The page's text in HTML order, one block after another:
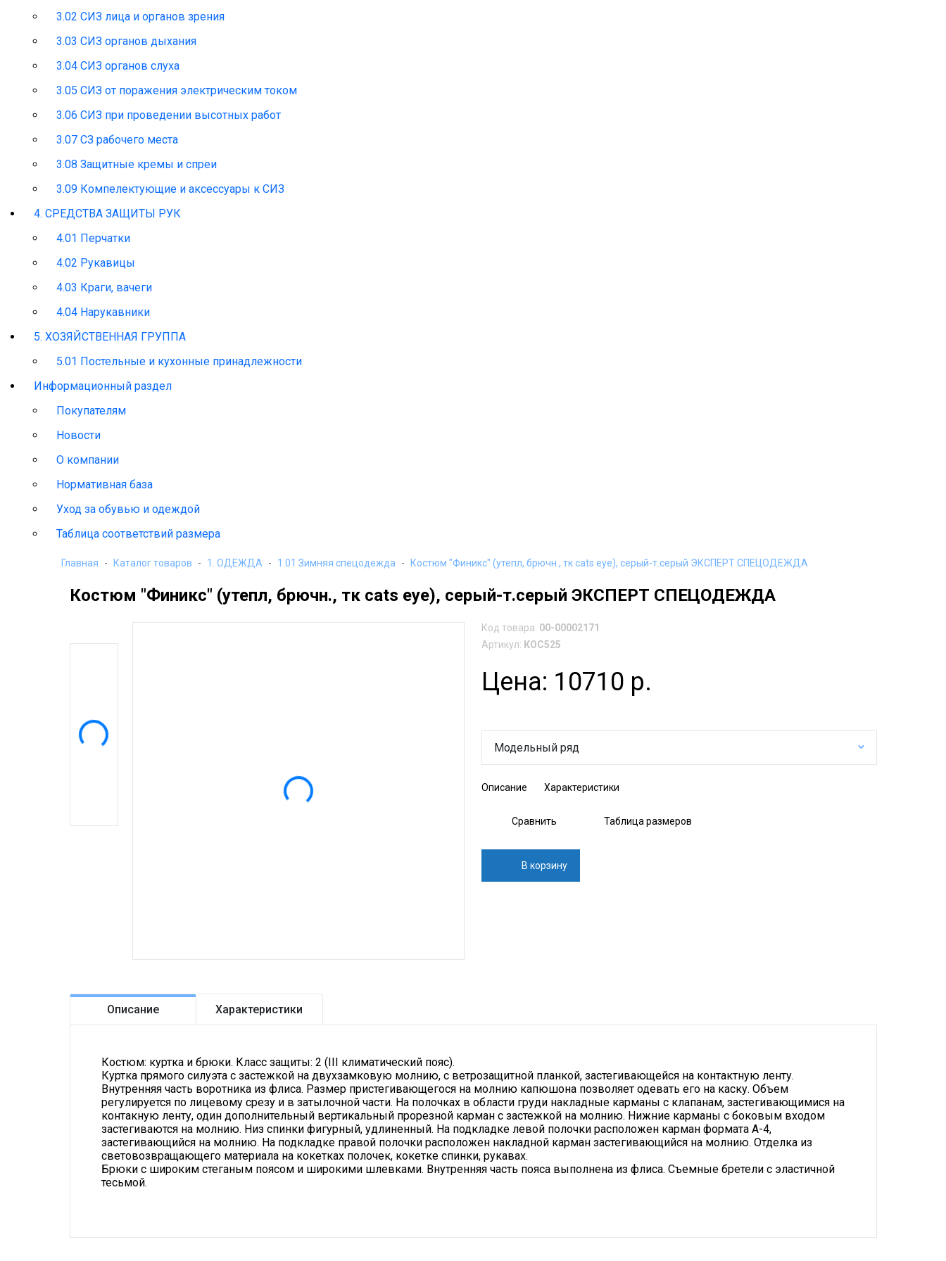
3.02 СИЗ лица и органов зрения
3.03 СИЗ органов дыхания
3.04 СИЗ органов слуха
3.05 СИЗ от поражения электрическим током
3.06 СИЗ при проведении высотных работ
3.07 СЗ рабочего места
3.08 Защитные кремы и спреи
3.09 Компелектующие и аксессуары к СИЗ
4. СРЕДСТВА ЗАЩИТЫ РУК
4.01 Перчатки
4.02 Рукавицы
4.03 Краги, вачеги
4.04 Нарукавники
5. ХОЗЯЙСТВЕННАЯ ГРУППА
5.01 Постельные и кухонные принадлежности
Информационный раздел
Покупателям
Новости
О компании
Нормативная база
Уход за обувью и одеждой
Таблица соответствий размера
Главная Каталог товаров 1. ОДЕЖДА 1.01 Зимняя спецодежда Костюм "Финикс" (утепл, брючн., тк cats eye), серый-т.серый ЭКСПЕРТ СПЕЦОДЕЖДА
Костюм "Финикс" (утепл, брючн., тк cats eye), серый-т.серый ЭКСПЕРТ СПЕЦОДЕЖДА
Код товара: 00-00002171
Артикул: КОС525
Цена: 10710 р.
Модельный ряд
Описание Характеристики
Сравнить Таблица размеров
В корзину
Описание Характеристики
Костюм: куртка и брюки. Класс защиты: 2 (III климатический пояс).
Куртка прямого силуэта с застежкой на двухзамковую молнию, с ветрозащитной планкой, застегивающейся на контактную ленту.
Внутренняя часть воротника из флиса. Размер пристегивающегося на молнию капюшона позволяет одевать его на каску. Объем
регулируется по лицевому срезу и в затылочной части. На полочках в области груди накладные карманы с клапанам, застегивающимися на
контакную ленту, один дополнительный вертикальный прорезной карман с застежкой на молнию. Нижние карманы с боковым входом
застегиваются на молнию. Низ спинки фигурный, удлиненный. На подкладке левой полочки расположен карман формата А-4,
застегивающийся на молнию. На подкладке правой полочки расположен накладной карман застегивающийся на молнию. Отделка из
световозвращающего материала на кокетках полочек, кокетке спинки, рукавах.
Брюки с широким стеганым поясом и широкими шлевками. Внутренняя часть пояса выполнена из флиса. Съемные бретели с эластичной
тесьмой.